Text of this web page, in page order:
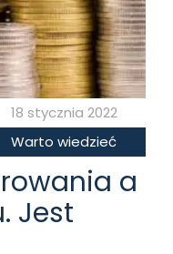
18 stycznia 2022
Warto wiedzieć
a
Jest